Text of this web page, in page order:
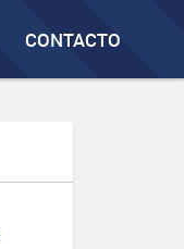
CONTACTO